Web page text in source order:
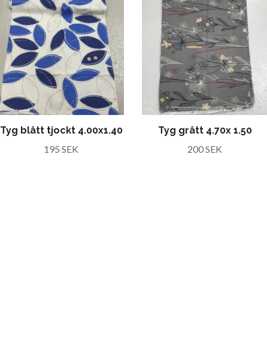
Tyg blått tjockt 4.00x1.40
195 SEK
Tyg grått 4.70x 1.50
200 SEK